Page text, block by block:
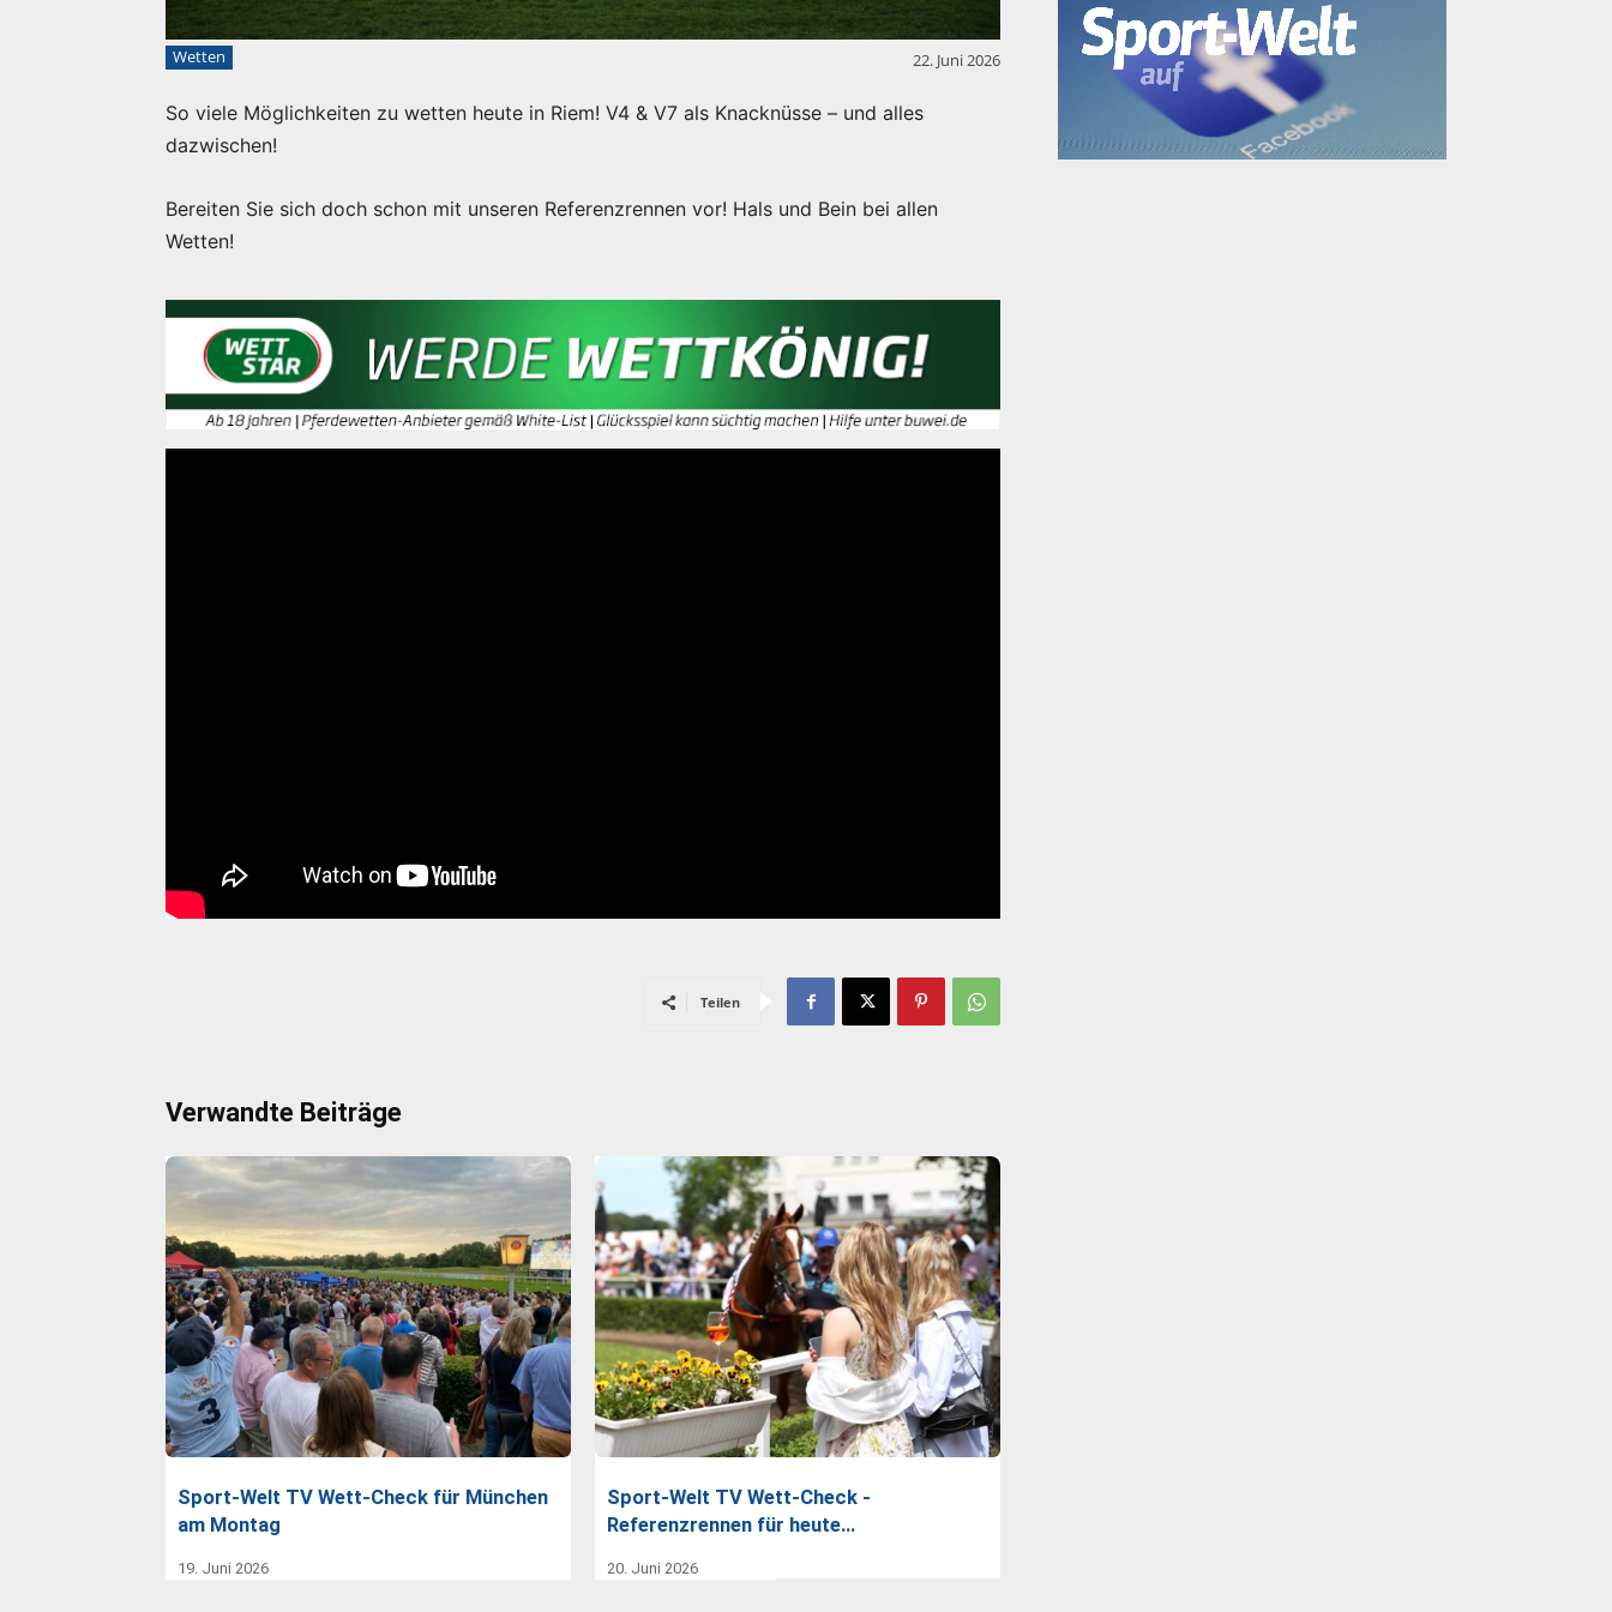
Wetten 22. Juni 2026
So viele Möglichkeiten zu wetten heute in Riem! V4 & V7 als Knacknüsse – und alles
dazwischen!
Bereiten Sie sich doch schon mit unseren Referenzrennen vor! Hals und Bein bei allen
Wetten!
Teilen
Verwandte Beiträge
Sport-Welt TV Wett-Check für München
am Montag
19. Juni 2026
Sport-Welt TV Wett-Check -
Referenzrennen für heute…
20. Juni 2026